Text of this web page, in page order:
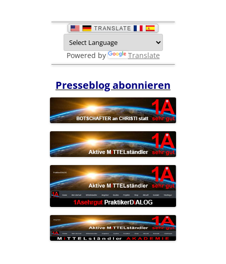
Powered by Translate
Presseblog abonnieren